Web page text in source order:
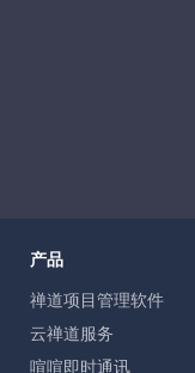
产品
禅道项目管理软件
云禅道服务
喧喧即时通讯